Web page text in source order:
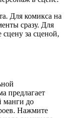
Для комикса на
сразу. Для
за сценой,
предлагает
манги до
Нажмите